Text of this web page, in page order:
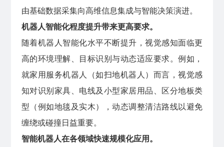
由基础数据采集向高维信息集成与智能决策演进。
机器人智能化程度提升带来更高要求。
随着机器人智能化水平不断提升，视觉感知面临更
高的环境理解、目标识别与动态适应要求。例如，
就家用服务机器人（如扫地机器人）而言，视觉感
知对识别家具、电线及小型家居用品、区分地板类
型（例如地毯及实木），动态调整清洁路线以避免
缠绕或碰撞日益重要。
智能机器人在各领域快速规模化应用。